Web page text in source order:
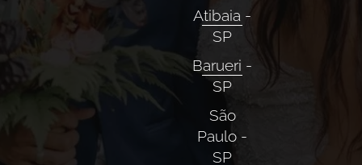
Atibaia -
SP
Barueri -
SP
São
Paulo -
SP